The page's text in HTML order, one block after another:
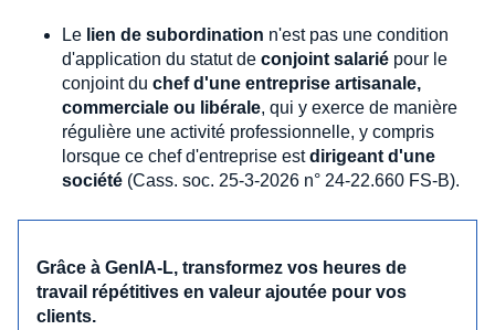
Le lien de subordination n'est pas une condition
d'application du statut de conjoint salarié pour le
conjoint du chef d'une entreprise artisanale,
commerciale ou libérale, qui y exerce de manière
régulière une activité professionnelle, y compris
lorsque ce chef d'entreprise estdirigeant d'une
société (Cass. soc. 25-3-2026 n° 24-22.660 FS-B).
Grâce à GenIA‑L, transformez vos heures de
travail répétitives en valeur ajoutée pour vos
clients.